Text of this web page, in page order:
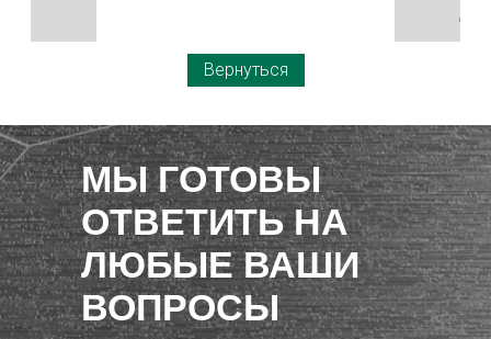
Вернуться
МЫ ГОТОВЫ
ОТВЕТИТЬ НА
ЛЮБЫЕ ВАШИ
ВОПРОСЫ